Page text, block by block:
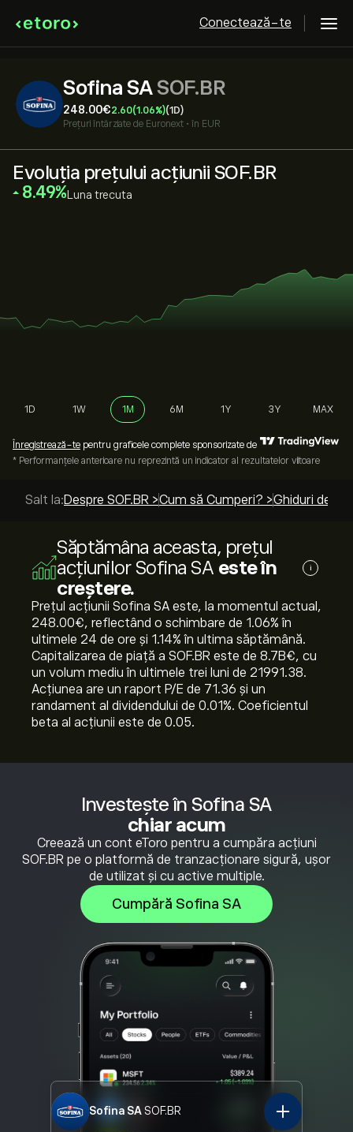
Conectează-te
Sofina SASOF.BR
248.00‎€‎2.60(1.06%)(1D)
Prețuri întârziate de Euronext • în EUR
Investește în Sofina SA
chiar acum
Creează un cont eToro pentru a cumpăra acțiuni
SOF.BR pe o platformă de tranzacționare sigură, ușor
de utilizat și cu active multiple.
Cumpără Sofina SA
Sofina SA SOF.BR
Evoluția prețului acțiunii SOF.BR
‎8.49‎ Luna trecuta
1D 1W 1M 6M 1Y 3Y MAX
Înregistrează-te pentru graficele complete sponsorizate de
* Performanțele anterioare nu reprezintă un indicator al rezultatelor viitoare
Salt la:Despre SOF.BR >Cum să Cumperi? >Ghiduri de
Săptămâna aceasta, prețul
acțiunilor Sofina SA este în
creștere.
i
Prețul acțiunii Sofina SA este, la momentul actual,
248.00‎€‎, reflectând o schimbare de ‎1.06‎% în
ultimele 24 de ore și ‎1.14‎% în ultima săptămână.
Capitalizarea de piață a SOF.BR este de 8.7B‎€‎, cu
un volum mediu în ultimele trei luni de 21991.38.
Acțiunea are un raport P/E de 71.36 și un
randament al dividendului de 0.01%. Coeficientul
beta al acțiunii este de 0.05.